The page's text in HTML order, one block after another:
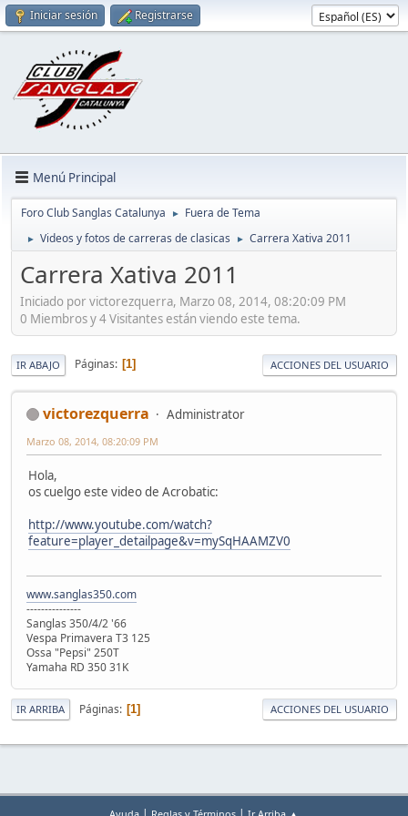
Iniciar sesión Registrarse
Menú Principal
Foro Club Sanglas Catalunya ► Fuera de Tema
► Videos y fotos de carreras de clasicas ► Carrera Xativa 2011
Carrera Xativa 2011
Iniciado por victorezquerra, Marzo 08, 2014, 08:20:09 PM
0 Miembros y 4 Visitantes están viendo este tema.
IR ABAJO Páginas 1 ACCIONES DEL USUARIO
victorezquerra Administrator
Marzo 08, 2014, 08:20:09 PM
Hola,
os cuelgo este video de Acrobatic:
http://www.youtube.com/watch?
feature=player_detailpage&v=mySqHAAMZV0
www.sanglas350.com
---------------
Sanglas 350/4/2 '66
Vespa Primavera T3 125
Ossa "Pepsi" 250T
Yamaha RD 350 31K
IR ARRIBA Páginas 1 ACCIONES DEL USUARIO